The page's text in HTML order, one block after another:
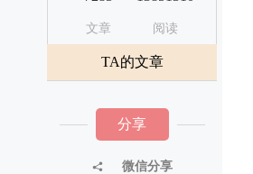
文章 阅读
TA的文章
分享
微信分享